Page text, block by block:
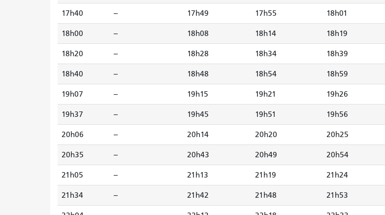
17h40 -- 17h49 17h55 18h01
18h00 -- 18h08 18h14 18h19
18h20 -- 18h28 18h34 18h39
18h40 -- 18h48 18h54 18h59
19h07 -- 19h15 19h21 19h26
19h37 -- 19h45 19h51 19h56
20h06 -- 20h14 20h20 20h25
20h35 -- 20h43 20h49 20h54
21h05 -- 21h13 21h19 21h24
21h34 -- 21h42 21h48 21h53